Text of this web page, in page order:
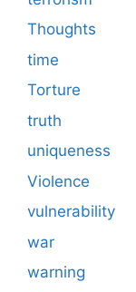
Thoughts
time
Torture
truth
uniqueness
Violence
vulnerability
war
warning